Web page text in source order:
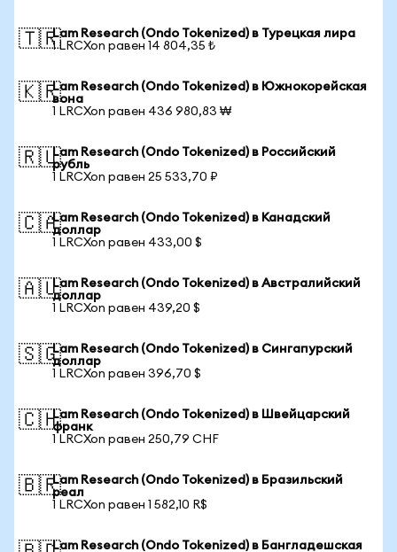
🇹🇷Lam Research (Ondo Tokenized) в Турецкая лира
1 LRCXon равен 14 804,35 ₺
🇰🇷Lam Research (Ondo Tokenized) в Южнокорейская
вона
1 LRCXon равен 436 980,83 ₩
🇷🇺Lam Research (Ondo Tokenized) в Российский
рубль
1 LRCXon равен 25 533,70 ₽
🇨🇦Lam Research (Ondo Tokenized) в Канадский
доллар
1 LRCXon равен 433,00 $
🇦🇺Lam Research (Ondo Tokenized) в Австралийский
доллар
1 LRCXon равен 439,20 $
🇸🇬Lam Research (Ondo Tokenized) в Сингапурский
доллар
1 LRCXon равен 396,70 $
🇨🇭Lam Research (Ondo Tokenized) в Швейцарский
франк
1 LRCXon равен 250,79 CHF
🇧🇷Lam Research (Ondo Tokenized) в Бразильский
реал
1 LRCXon равен 1 582,10 R$
Lam Research (Ondo Tokenized) в Бангладешская